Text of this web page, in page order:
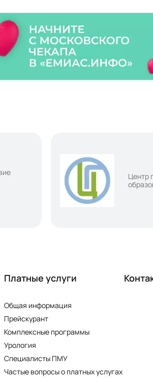
Центр
Платные услуги
Общая информация
Прейскурант
Комплексные программы
Урология
Специалисты ПМУ
Частые вопросы о платных услугах